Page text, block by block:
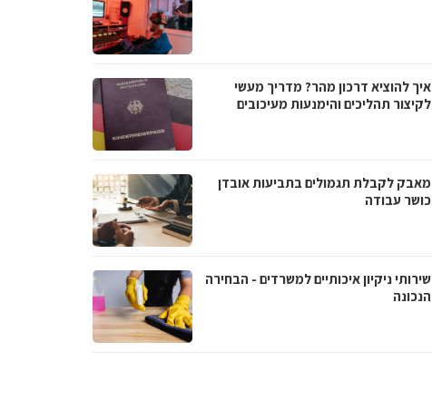
איך להוציא דרכון מהר? מדריך מעשי
לקיצור תהליכים והימנעות מעיכובים
מאבק לקבלת תגמולים בתביעות אובדן
כושר עבודה
שירותי ניקיון איכותיים למשרדים - הבחירה
הנכונה